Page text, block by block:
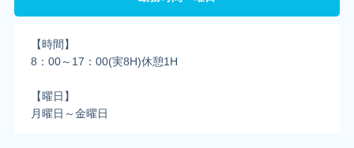
【時間】
8：00～17：00(実8H)休憩1H
【曜日】
月曜日～金曜日